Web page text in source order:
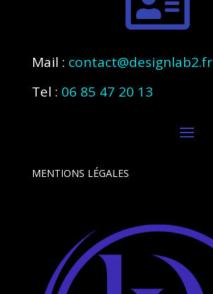
Mail : contact@designlab2.fr
Tel : 06 85 47 20 13
MENTIONS LÉGALES